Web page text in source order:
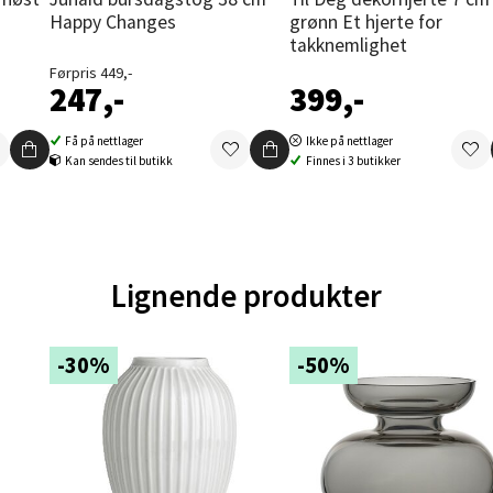
Happy Changes
Førpris 449,-
247,-
Få på nettlager
Kan sendes til butikk
grønn Et hjerte for
takknemlighet
399,-
Ikke på nettlager
Finnes i 3 butikker
Lignende produkter
-30% -50%
vei 52, 5147 Fyllingsdalen
- Aunasenteret
- Thon Senter Orkanger
Orkanger, Orkdalsveien 113, 7300 Orkanger